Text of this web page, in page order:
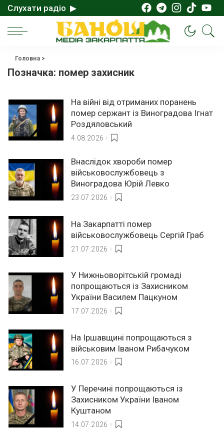
Слухати радіо ▶
Головна>
Позначка: помер захисник
На війні від отриманих поранень
помер сержант із Виноградова Ігнат
Роздяловський
4.08.2026
Внаслідок хвороби помер
військовослужбовець з
Виноградова Юрій Левко
23.07.2026
На Закарпатті помер
військовослужбовець Сергій Граб
21.07.2026
У Нижньоворітській громаді
попрощаються із Захисником
України Василем Пацкуном
17.07.2026
На Іршавщині попрощаються з
військовим Іваном Рибачуком
16.07.2026
У Перечині попрощаються із
Захисником України Іваном
Куштаном
14.07.2026